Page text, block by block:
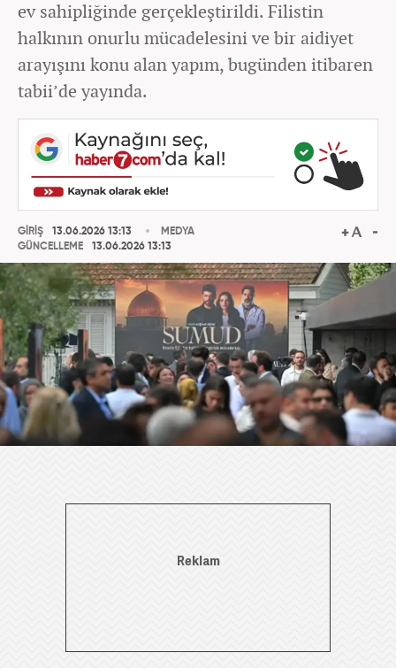
ev sahipliğinde gerçekleştirildi. Filistin
halkının onurlu mücadelesini ve bir aidiyet
arayışını konu alan yapım, bugünden itibaren
tabii’de yayında.
GİRİŞ
13.06.2026 13:13
GÜNCELLEME
13.06.2026 13:13
MEDYA